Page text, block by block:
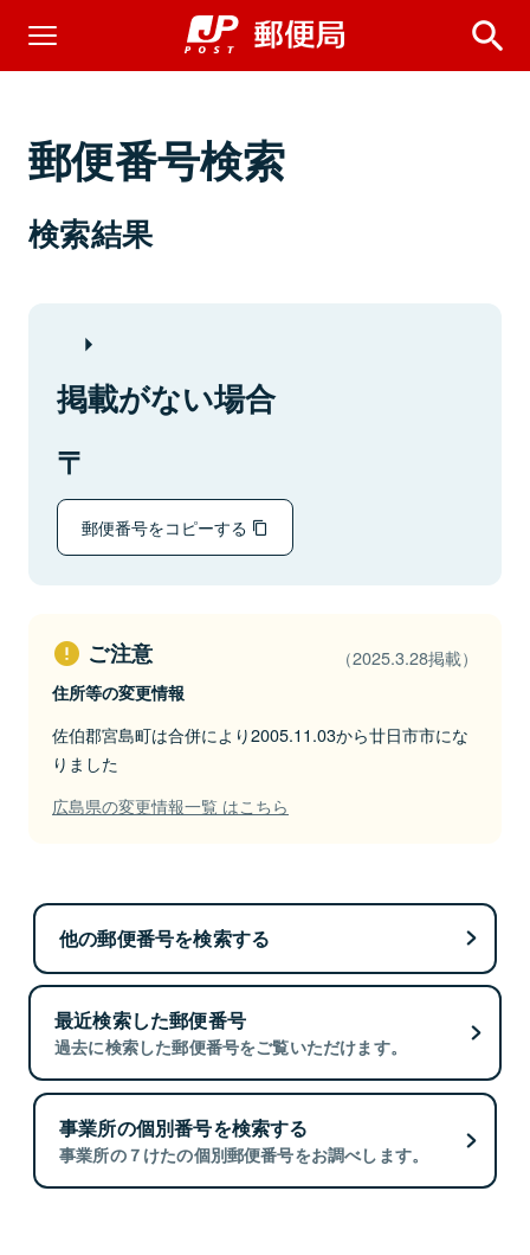
郵便番号検索
検索結果
掲載がない場合
郵便番号をコピーする
ご注意 （2025.3.28掲載）
住所等の変更情報
佐伯郡宮島町は合併により2005.11.03から廿日市市にな
りました
広島県の変更情報一覧 はこちら
他の郵便番号を検索する
最近検索した郵便番号
過去に検索した郵便番号をご覧いただけます。
事業所の個別番号を検索する
事業所の７けたの個別郵便番号をお調べします。